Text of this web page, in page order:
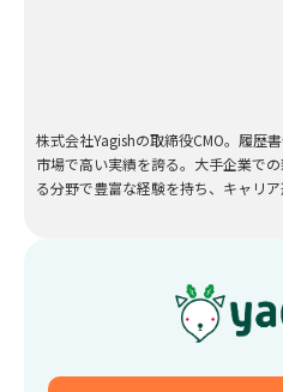
株式会社Yagishの取締役CMO。履歴
市場で高い実績を誇る。大手企業で
る分野で豊富な経験を持ち、キャリア